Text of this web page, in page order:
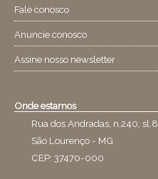
Fale conosco
Anuncie conosco
Assine nosso newsletter
Onde estamos
Rua dos Andradas, n.240, sl.8
São Lourenço - MG
CEP: 37470-000